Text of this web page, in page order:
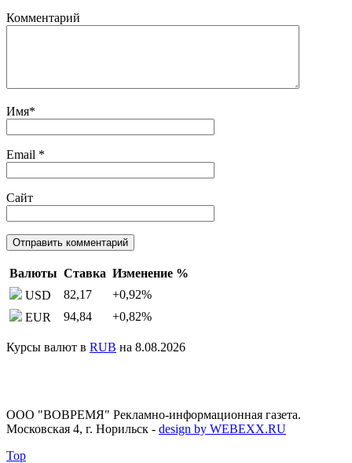
Комментарий
Имя*
Email *
Сайт
Валюты Ставка Изменение %
USD
82,17 +0,92%
EUR
94,84 +0,82%
Курсы валют в RUB на 8.08.2026
ООО "ВОВРЕМЯ" Рекламно-информационная газета.
Московская 4, г. Норильск - design by WEBEXX.RU
Top